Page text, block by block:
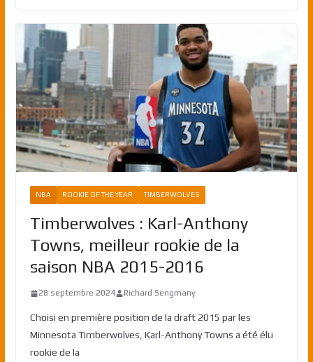
NBA ROOKIE OF THE YEAR TIMBERWOLVES
Timberwolves : Karl-Anthony
Towns, meilleur rookie de la
saison NBA 2015-2016
28 septembre 2024 Richard Sengmany
Choisi en première position de la draft 2015 par les
Minnesota Timberwolves, Karl-Anthony Towns a été élu
rookie de la